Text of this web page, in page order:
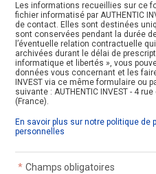
Les informations recueillies sur ce
fichier informatisé par AUTHENTIC
de contact. Elles sont destinées
sont conservées pendant la durée
l’éventuelle relation contractuelle
archivées durant le délai de
informatique et libertés », vous
données vous concernant et les
INVEST via ce même formulaire ou
suivante : AUTHENTIC INVEST - 4
(France).
En savoir plus sur notre politique de
personnelles
* Champs obligatoires